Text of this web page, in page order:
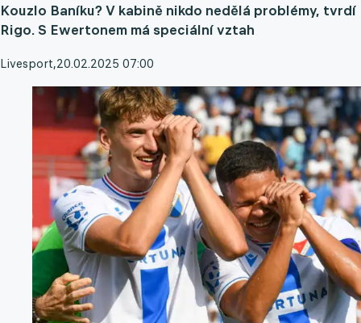
Kouzlo Baníku? V kabině nikdo nedělá problémy, tvrdí
Rigo. S Ewertonem má speciální vztah
Livesport,20.02.2025 07:00